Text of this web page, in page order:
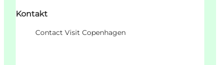
Kontakt
Contact Visit Copenhagen